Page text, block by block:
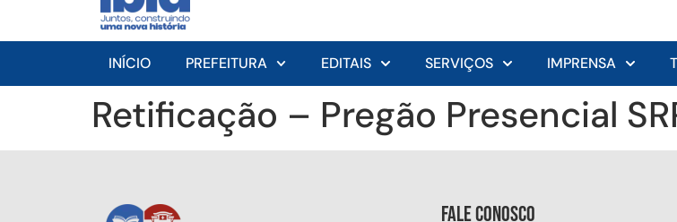
INÍCIO PREFEITURA EDITAIS SERVIÇOS IMPRENSA
Retificação – Pregão Presencial
Fale conosco